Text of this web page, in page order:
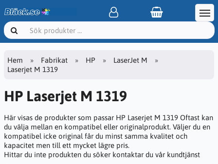
Hem Fabrikat HP
LaserJet M
Laserjet M 1319
HP Laserjet M 1319
Här visas de produkter som passar HP Laserjet M 1319 Oftast kan
du välja mellan en kompatibel eller originalprodukt. Väljer du en
kompatibel icke original får du minst samma kvalitet och
kapacitet men till ett mycket lägre pris.
Hittar du inte produkten du söker kontaktar du vår kundtjänst